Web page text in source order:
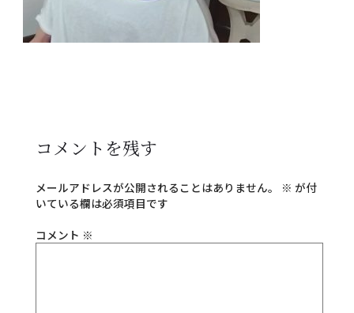
コメントを残す
メールアドレスが公開されることはありません。 ※ が付
いている欄は必須項目です
コメント ※